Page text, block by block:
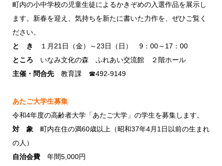
町内の小中学校の児童生徒によるかきぞめの入選作品を展示し
ます。新春を迎え、気持ちを新たに書いた力作を、ぜひご覧く
ださい。
と き
１月21日（金）～23日（日） 9：00～17：00
ところ いなみ文化の森 ふれあい交流館 ２階ホール
主催・問合先教育課 ☎492-9149
あたご大学生募集
令和4年度の高齢者大学「あたご大学」の学生を募集します。
対 象 町内在住の満60歳以上（昭和37年4月1日以前の生まれ
の人）
自治会費 年間5,000円